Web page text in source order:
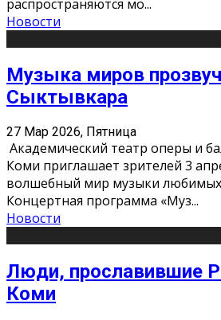
распространяются мо...
Новости
Музыка миров
Сыктывкара
27 Мар 2026, Пятница
Академический театр оперы и
Коми приглашает зрителей 3
волшебный мир музыки
Концертная программа «Муз...
Новости
Люди, прославившие
Коми